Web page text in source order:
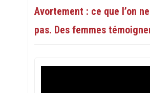
Avortement : ce que l’on
pas. Des femmes